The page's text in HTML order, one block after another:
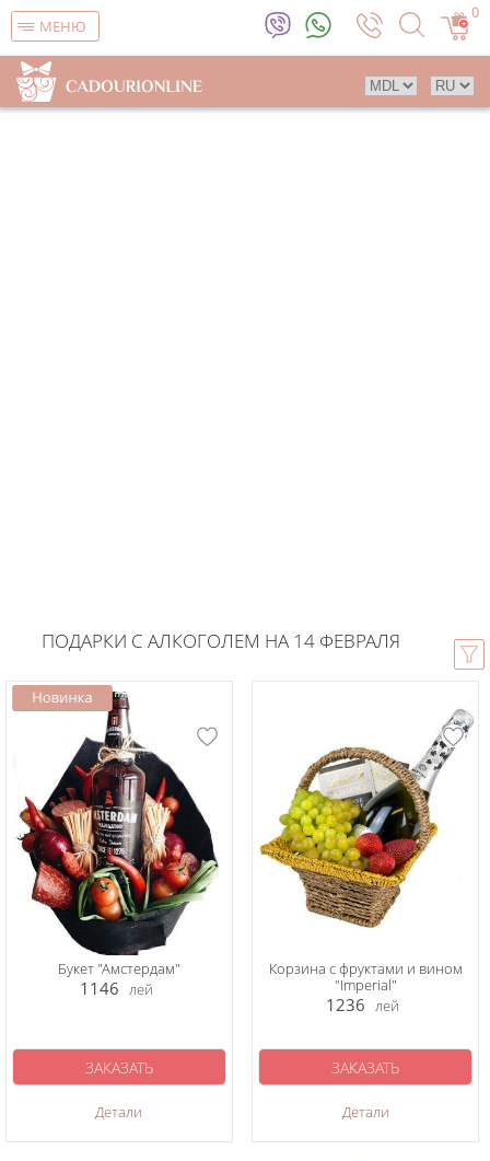
МЕНЮ
0
ПОДАРКИ С АЛКОГОЛЕМ НА 14 ФЕВРАЛЯ
Букет "Амстердам"
1146 лей
Детали
ЗАКАЗАТЬ
Корзина с фруктами и вином
"Imperial"
1236 лей
Детали
ЗАКАЗАТЬ